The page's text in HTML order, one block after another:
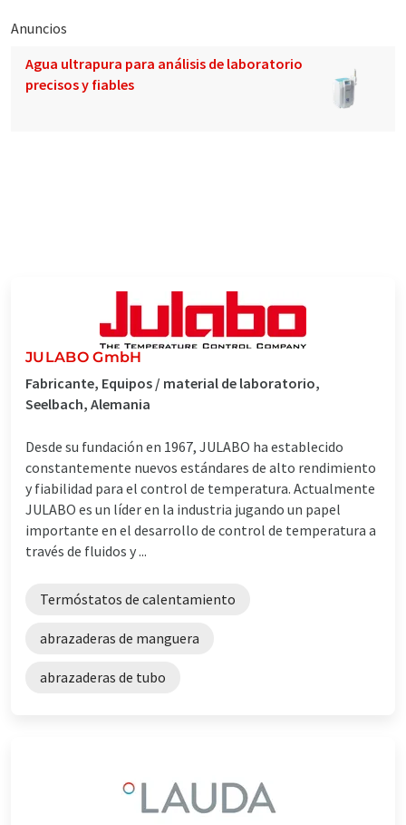
Anuncios
Agua ultrapura para análisis de laboratorio
precisos y fiables
JULABO GmbH
Fabricante, Equipos / material de laboratorio,
Seelbach, Alemania
Desde su fundación en 1967, JULABO ha establecido
constantemente nuevos estándares de alto rendimiento
y fiabilidad para el control de temperatura. Actualmente
JULABO es un líder en la industria jugando un papel
importante en el desarrollo de control de temperatura a
través de fluidos y ...
Termóstatos de calentamiento
abrazaderas de manguera
abrazaderas de tubo